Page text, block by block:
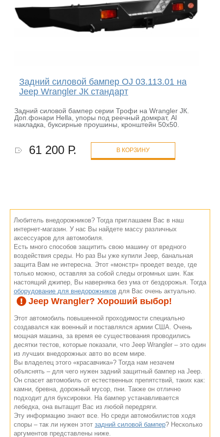
Задний силовой бампер OJ 03.113.01 на
Jeep Wrangler JК стандарт
Задний силовой бампер серии Трофи на Wrangler JК.
Доп.фонари Hella, упоры под реечный домкрат, Al
накладка, буксирные проушины, кронштейн 50х50.
61 200 Р. В КОРЗИНУ
Любитель внедорожников? Тогда приглашаем Вас в наш
интернет-магазин. У нас Вы найдете массу различных
аксессуаров для автомобиля.
Есть много способов защитить свою машину от вредного
воздействия среды. Но раз Вы уже купили Jeep, банальная
защита Вам не интересна. Этот «монстр» проедет везде, где
только можно, оставляя за собой следы огромных шин. Как
настоящий джипер, Вы наверняка без ума от бездорожья. Тогда
оборудование для внедорожниковдля Вас очень актуально.
Jeep Wrangler? Хороший выбор!
Этот автомобиль повышенной проходимости специально
создавался как военный и поставлялся армии США. Очень
мощная машина, за время ее существования проводились
десятки тестов, которые показали, что Jeep Wrangler – это один
из лучших внедорожных авто во всем мире.
Вы владелец этого «красавчика»? Тогда нам незачем
объяснять – для чего нужен задний защитный бампер на Jeep.
Он спасет автомобиль от естественных препятствий, таких как:
камни, бревна, дорожный мусор, пни. Также он отлично
подходит для буксировки. На бампер устанавливается
лебедка, она вытащит Вас из любой передряги.
Эту информацию знают все. Но среди автомобилистов ходя
споры – так ли нужен этот задний силовой бампер? Несколько
аргументов представлены ниже.